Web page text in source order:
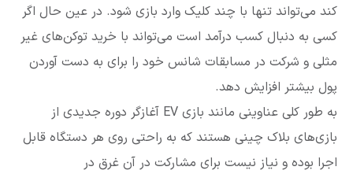
کند می‌تواند تنها با چند کلیک وارد بازی شود. در عین حال اگر
کسی به دنبال کسب درآمد است می‌تواند با خرید توکن‌های غیر
مثلی و شرکت در مسابقات شانس خود را برای به دست آوردن
پول بیشتر افزایش دهد.
به طور کلی عناوینی مانند بازی EV آغازگر دوره جدیدی از
بازی‌های بلاک چینی هستند که به راحتی روی هر دستگاه قابل
اجرا بوده و نیاز نیست برای مشارکت در آن غرق در